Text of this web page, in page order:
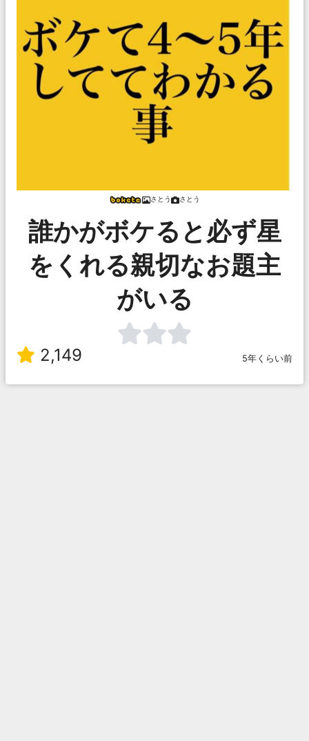
さとう さとう
誰かがボケると必ず星
をくれる親切なお題主
がいる
2,149 5年くらい前